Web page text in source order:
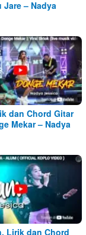
Jare – Nadya
dan Chord Gitar
Mekar – Nadya
Lirik dan Chord